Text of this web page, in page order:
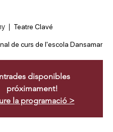
  |
Teatre Clavé
de curs de l'escola Dansamar
disponibles
próximament!
la programació >